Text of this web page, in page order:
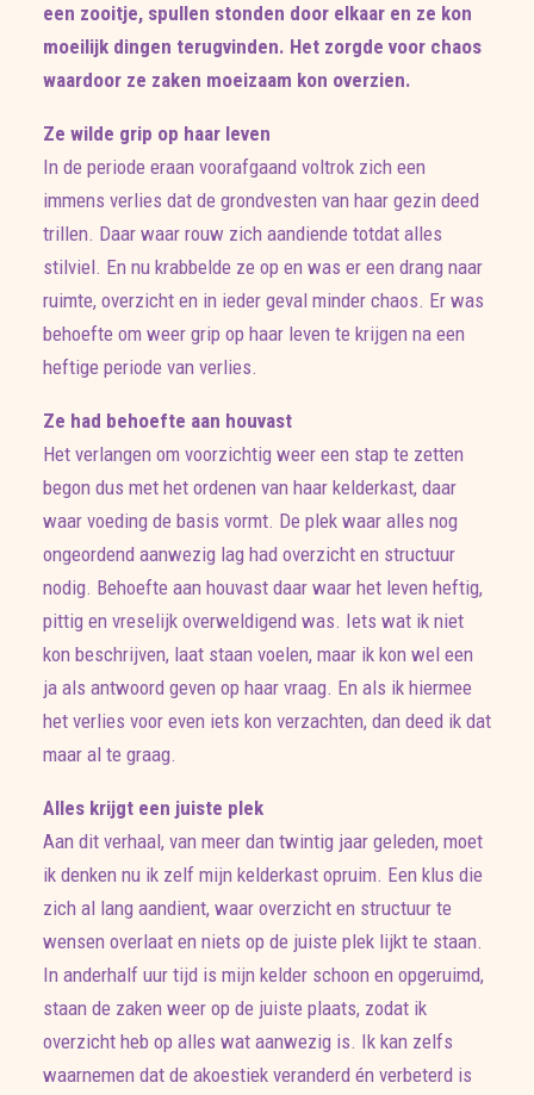
een zooitje, spullen stonden door elkaar en ze kon
moeilijk dingen terugvinden. Het zorgde voor chaos
waardoor ze zaken moeizaam kon overzien.
Ze wilde grip op haar leven
In de periode eraan voorafgaand voltrok zich een
immens verlies dat de grondvesten van haar gezin deed
trillen. Daar waar rouw zich aandiende totdat alles
stilviel. En nu krabbelde ze op en was er een drang naar
ruimte, overzicht en in ieder geval minder chaos. Er was
behoefte om weer grip op haar leven te krijgen na een
heftige periode van verlies.
Ze had behoefte aan houvast
Het verlangen om voorzichtig weer een stap te zetten
begon dus met het ordenen van haar kelderkast, daar
waar voeding de basis vormt. De plek waar alles nog
ongeordend aanwezig lag had overzicht en structuur
nodig. Behoefte aan houvast daar waar het leven heftig,
pittig en vreselijk overweldigend was. Iets wat ik niet
kon beschrijven, laat staan voelen, maar ik kon wel een
ja als antwoord geven op haar vraag. En als ik hiermee
het verlies voor even iets kon verzachten, dan deed ik dat
maar al te graag.
Alles krijgt een juiste plek
Aan dit verhaal, van meer dan twintig jaar geleden, moet
ik denken nu ik zelf mijn kelderkast opruim. Een klus die
zich al lang aandient, waar overzicht en structuur te
wensen overlaat en niets op de juiste plek lijkt te staan.
In anderhalf uur tijd is mijn kelder schoon en opgeruimd,
staan de zaken weer op de juiste plaats, zodat ik
overzicht heb op alles wat aanwezig is. Ik kan zelfs
waarnemen dat de akoestiek veranderd én verbeterd is